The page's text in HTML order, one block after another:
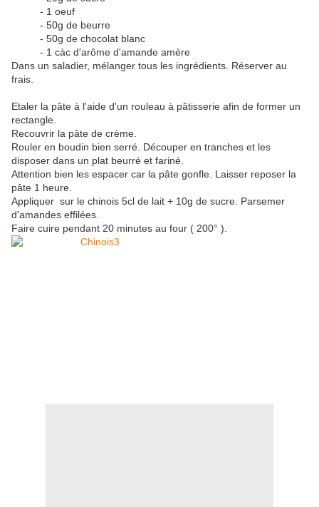
- 1 oeuf
- 50g de beurre
- 50g de chocolat blanc
- 1 càc d'arôme d'amande amère
Dans un saladier, mélanger tous les ingrédients. Réserver au
frais.
Etaler la pâte à l'aide d'un rouleau à pâtisserie afin de former un
rectangle.
Recouvrir la pâte de crème.
Rouler en boudin bien serré. Découper en tranches et les
disposer dans un plat beurré et fariné.
Attention bien les espacer car la pâte gonfle. Laisser reposer la
pâte 1 heure.
Appliquer sur le chinois 5cl de lait + 10g de sucre. Parsemer
d'amandes effilées.
Faire cuire pendant 20 minutes au four ( 200° ).